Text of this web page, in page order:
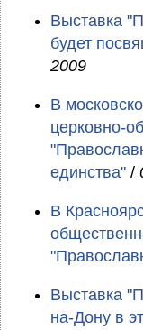
Выставка
будет
2009
В
церковно-
единства" /
В
Выставка
на-Дону в